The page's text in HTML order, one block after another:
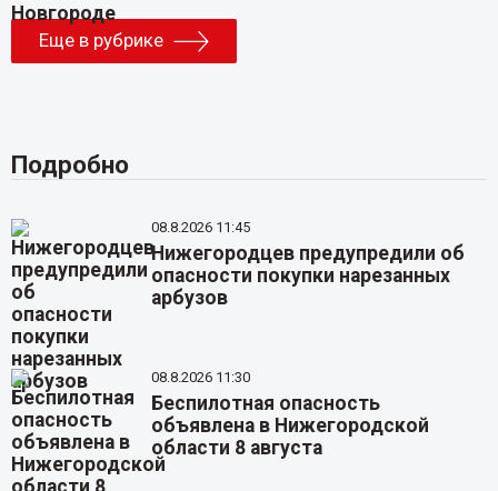
Еще в рубрике
Подробно
08.8.2026 11:45
Нижегородцев предупредили об
опасности покупки нарезанных
арбузов
08.8.2026 11:30
Беспилотная опасность
объявлена в Нижегородской
области 8 августа